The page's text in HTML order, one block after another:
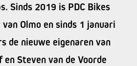
Sinds 2019 is PDC Bikes
Olmo en sinds 1 januari
de nieuwe eigenaren van
en Steven van de Voorde